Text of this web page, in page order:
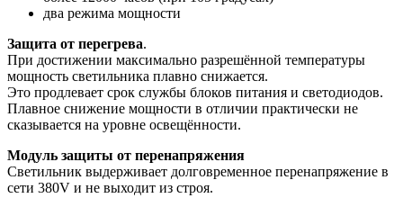
два режима мощности
Защита от перегрева.
При достижении максимально разрешённой температуры
мощность светильника плавно снижается.
Это продлевает срок службы блоков питания и светодиодов.
Плавное снижение мощности в отличии практически не
сказывается на уровне освещённости.
Модуль защиты от перенапряжения
Светильник выдерживает долговременное перенапряжение в
сети 380V и не выходит из строя.